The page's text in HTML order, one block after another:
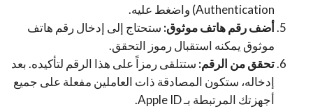
Authentication) واضغط عليه.
أضف رقم هاتف موثوق: ستحتاج إلى إدخال رقم هاتف
موثوق يمكنه استقبال رموز التحقق.
تحقق من الرقم: ستتلقى رمزاً على هذا الرقم لتأكيده. بعد
إدخاله، ستكون المصادقة ذات العاملين مفعلة على جميع
أجهزتك المرتبطة بـ Apple ID.